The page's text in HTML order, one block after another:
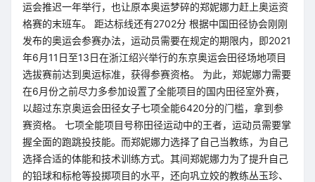
运会推迟一年举行，也让原本奥运梦碎的郑妮娜力赶上奥运资
格赛的末班车。 距达标线还有2702分 根据中国田径协会刚刚
发布的奥运会参赛办法，运动员需要在规定的期限内，即2021
年6月11日至13日在浙江绍兴举行的东京奥运会田径场地项目
选拔赛前达到奥运标准，获得参赛资格。 为此，郑妮娜力需要
在6月份之前尽力多参加设置了全能项目的国内田径室外赛，
以超过东京奥运会田径女子七项全能6420分的门槛，拿到参
赛资格。 七项全能项目号称田径运动中的王者，运动员需要掌
握全面的跑跳投技能。而郑妮娜力选择了自己当教练，为自己
选择合适的体能和技术训练方式。其间郑妮娜力为了提升自己
的铅球和标枪等投掷项目的水平，还向巩立姣的教练丛玉珍、